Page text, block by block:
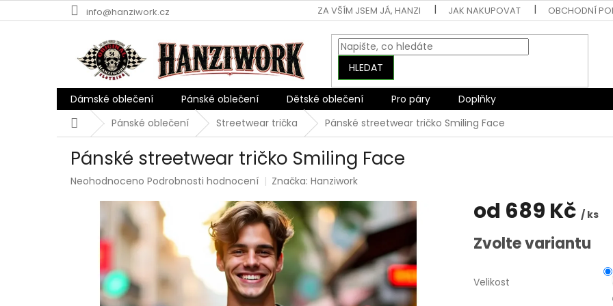
na
info@hanziwork.cz ZA VŠÍM JSEM JÁ, HANZI JAK NAKUPOVAT OBCHODNÍ
HLEDAT
Dámské oblečení Pánské oblečení Dětské oblečení Pro páry
Doplňky
DomůPánské oblečení Streetwear trička Pánské streetwear tričko Smiling Face
Pánské streetwear tričko Smiling Face
Průměrné
hvězdiček.
Neohodnoceno Podrobnosti hodnocení Značka:Hanziwork
od 689 Kč / ks
Měrná
cena:
Zvolte variantu
Velikost